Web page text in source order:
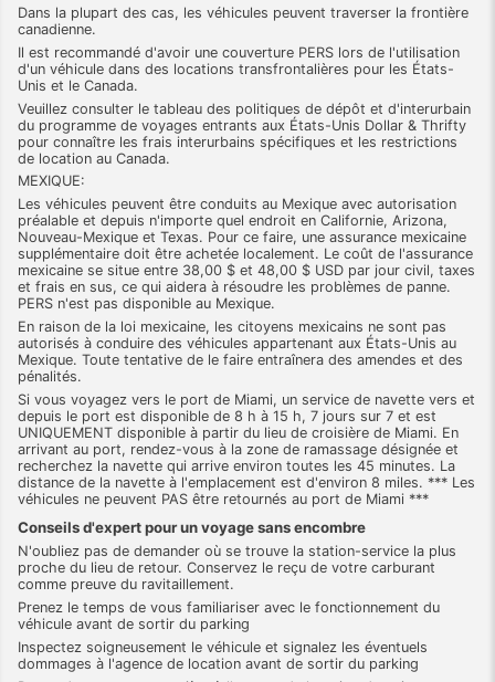
Dans la plupart des cas, les véhicules peuvent traverser la frontière
canadienne.
Il est recommandé d'avoir une couverture PERS lors de l'utilisation
d'un véhicule dans des locations transfrontalières pour les États-
Unis et le Canada.
Veuillez consulter le tableau des politiques de dépôt et d'interurbain
du programme de voyages entrants aux États-Unis Dollar & Thrifty
pour connaître les frais interurbains spécifiques et les restrictions
de location au Canada.
MEXIQUE:
Les véhicules peuvent être conduits au Mexique avec autorisation
préalable et depuis n'importe quel endroit en Californie, Arizona,
Nouveau-Mexique et Texas. Pour ce faire, une assurance mexicaine
supplémentaire doit être achetée localement. Le coût de l'assurance
mexicaine se situe entre 38,00 $ et 48,00 $ USD par jour civil, taxes
et frais en sus, ce qui aidera à résoudre les problèmes de panne.
PERS n'est pas disponible au Mexique.
En raison de la loi mexicaine, les citoyens mexicains ne sont pas
autorisés à conduire des véhicules appartenant aux États-Unis au
Mexique. Toute tentative de le faire entraînera des amendes et des
pénalités.
Si vous voyagez vers le port de Miami, un service de navette vers et
depuis le port est disponible de 8 h à 15 h, 7 jours sur 7 et est
UNIQUEMENT disponible à partir du lieu de croisière de Miami. En
arrivant au port, rendez-vous à la zone de ramassage désignée et
recherchez la navette qui arrive environ toutes les 45 minutes. La
distance de la navette à l'emplacement est d'environ 8 miles. *** Les
véhicules ne peuvent PAS être retournés au port de Miami ***
Conseils d'expert pour un voyage sans encombre
N'oubliez pas de demander où se trouve la station-service la plus
proche du lieu de retour. Conservez le reçu de votre carburant
comme preuve du ravitaillement.
Prenez le temps de vous familiariser avec le fonctionnement du
véhicule avant de sortir du parking
Inspectez soigneusement le véhicule et signalez les éventuels
dommages à l'agence de location avant de sortir du parking